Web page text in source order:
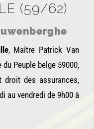
(59/62)
, Maître Patrick Van
du Peuple belge 59000,
des assurances,
au vendredi de 9h00 à